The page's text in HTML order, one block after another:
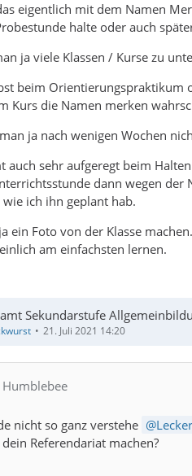
eigentlich mit dem Namen
halte oder auch
ja viele Klassen / Kurse zu
beim
Kurs die Namen merken
ja nach wenigen Wochen
auch sehr aufgeregt beim
dann wegen
ich ihn geplant hab.
ein Foto von der Klasse
am einfachsten lernen.
Sekundarstufe
21. Juli 2021 14:20
nicht so ganz verstehe
Referendariat machen?